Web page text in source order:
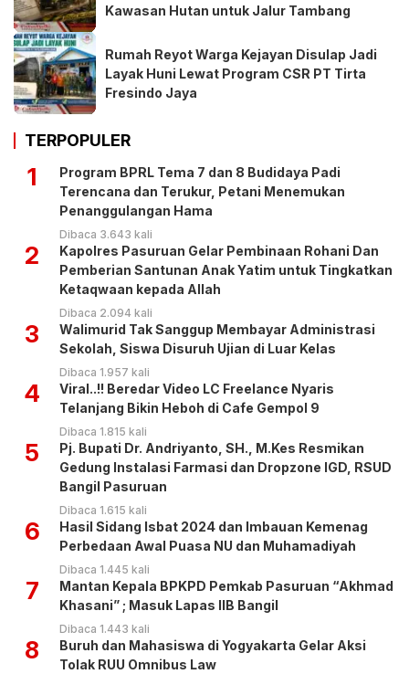
Kawasan Hutan untuk Jalur Tambang
Rumah Reyot Warga Kejayan Disulap Jadi
Layak Huni Lewat Program CSR PT Tirta
Fresindo Jaya
TERPOPULER
1
Program BPRL Tema 7 dan 8 Budidaya Padi
Terencana dan Terukur, Petani Menemukan
Penanggulangan Hama
Dibaca 3.643 kali
2
Kapolres Pasuruan Gelar Pembinaan Rohani Dan
Pemberian Santunan Anak Yatim untuk Tingkatkan
Ketaqwaan kepada Allah
Dibaca 2.094 kali
3
Walimurid Tak Sanggup Membayar Administrasi
Sekolah, Siswa Disuruh Ujian di Luar Kelas
Dibaca 1.957 kali
4
Viral..!! Beredar Video LC Freelance Nyaris
Telanjang Bikin Heboh di Cafe Gempol 9
Dibaca 1.815 kali
5
Pj. Bupati Dr. Andriyanto, SH., M.Kes Resmikan
Gedung Instalasi Farmasi dan Dropzone IGD, RSUD
Bangil Pasuruan
Dibaca 1.615 kali
6
Hasil Sidang Isbat 2024 dan Imbauan Kemenag
Perbedaan Awal Puasa NU dan Muhamadiyah
Dibaca 1.445 kali
7
Mantan Kepala BPKPD Pemkab Pasuruan “Akhmad
Khasani” ; Masuk Lapas IIB Bangil
Dibaca 1.443 kali
8
Buruh dan Mahasiswa di Yogyakarta Gelar Aksi
Tolak RUU Omnibus Law